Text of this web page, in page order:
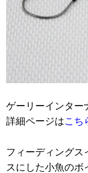
ゲーリーインター
詳細ページはこち
フィーディングス
スにした小魚のボ